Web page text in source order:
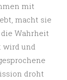
mit
macht sie
Wahrheit
wird und
droht